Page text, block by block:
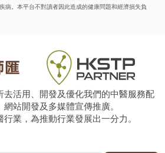
病。本平台不對讀者因此造成的健康問題和經濟損失負
去活用、開發及優化我們的中醫服務配
站開發及多媒體宣傳推廣。
業，為推動行業發展出一分力。